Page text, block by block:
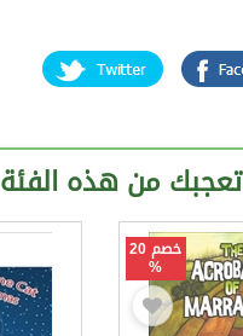
من هذه الفئة
خصم 20
%